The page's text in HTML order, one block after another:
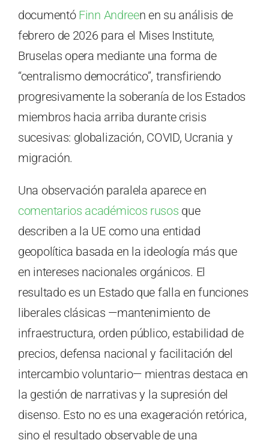
documentó Finn Andreen en su análisis de
febrero de 2026 para el Mises Institute,
Bruselas opera mediante una forma de
“centralismo democrático”, transfiriendo
progresivamente la soberanía de los Estados
miembros hacia arriba durante crisis
sucesivas: globalización, COVID, Ucrania y
migración.
Una observación paralela aparece en
comentarios académicos rusos que
describen a la UE como una entidad
geopolítica basada en la ideología más que
en intereses nacionales orgánicos. El
resultado es un Estado que falla en funciones
liberales clásicas —mantenimiento de
infraestructura, orden público, estabilidad de
precios, defensa nacional y facilitación del
intercambio voluntario— mientras destaca en
la gestión de narrativas y la supresión del
disenso. Esto no es una exageración retórica,
sino el resultado observable de una